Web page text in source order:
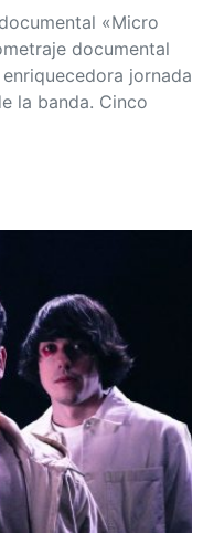
«Micro
documental
jornada
la banda. Cinco